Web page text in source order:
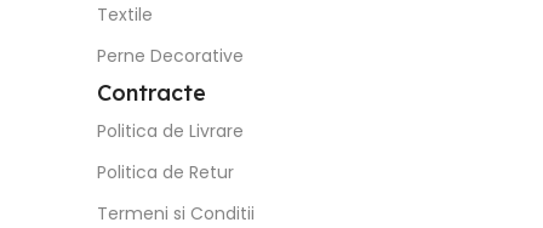
Textile
Perne Decorative
Contracte
Politica de Livrare
Politica de Retur
Termeni si Conditii